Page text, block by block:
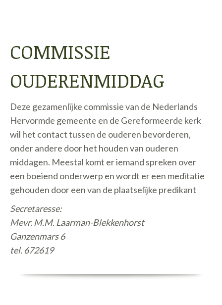
COMMISSIE
OUDERENMIDDAG
Deze gezamenlijke commissie van de Nederlands
Hervormde gemeente en de Gereformeerde kerk
wil het contact tussen de ouderen bevorderen,
onder andere door het houden van ouderen
middagen. Meestal komt er iemand spreken over
een boeiend onderwerp en wordt er een meditatie
gehouden door een van de plaatselijke predikant
Secretaresse:
Mevr. M.M. Laarman-Blekkenhorst
Ganzenmars 6
tel. 672619